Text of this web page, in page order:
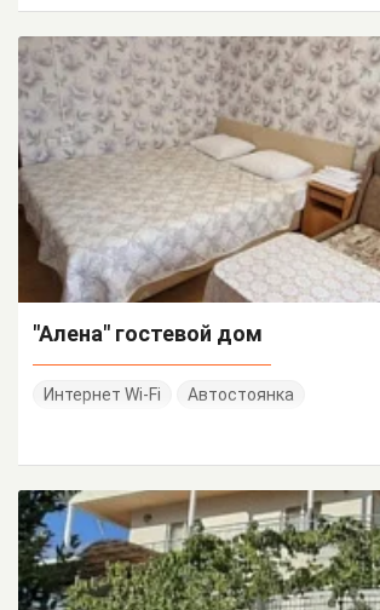
"Алена" гостевой дом
Интернет Wi-Fi Автостоянка